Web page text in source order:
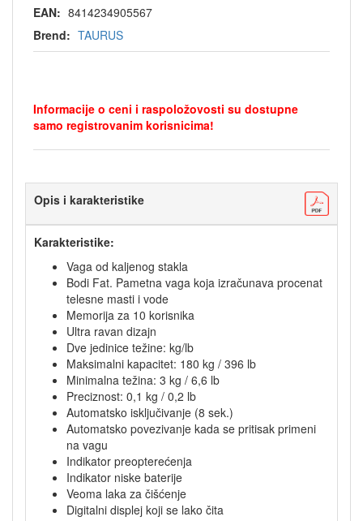
EAN: 8414234905567
Brend: TAURUS
Informacije o ceni i raspoložovosti su dostupne
samo registrovanim korisnicima!
Opis i karakteristike
Karakteristike:
Vaga od kaljenog stakla
Bodi Fat. Pametna vaga koja izračunava procenat
telesne masti i vode
Memorija za 10 korisnika
Ultra ravan dizajn
Dve jedinice težine: kg/lb
Maksimalni kapacitet: 180 kg / 396 lb
Minimalna težina: 3 kg / 6,6 lb
Preciznost: 0,1 kg / 0,2 lb
Automatsko isključivanje (8 sek.)
Automatsko povezivanje kada se pritisak primeni
na vagu
Indikator preopterećenja
Indikator niske baterije
Veoma laka za čišćenje
Digitalni displej koji se lako čita